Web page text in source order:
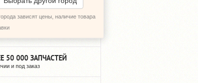
зависят цены, наличие товара
НА РЫНКЕ
50 000 ЗАПЧАСТЕЙ
и под заказ